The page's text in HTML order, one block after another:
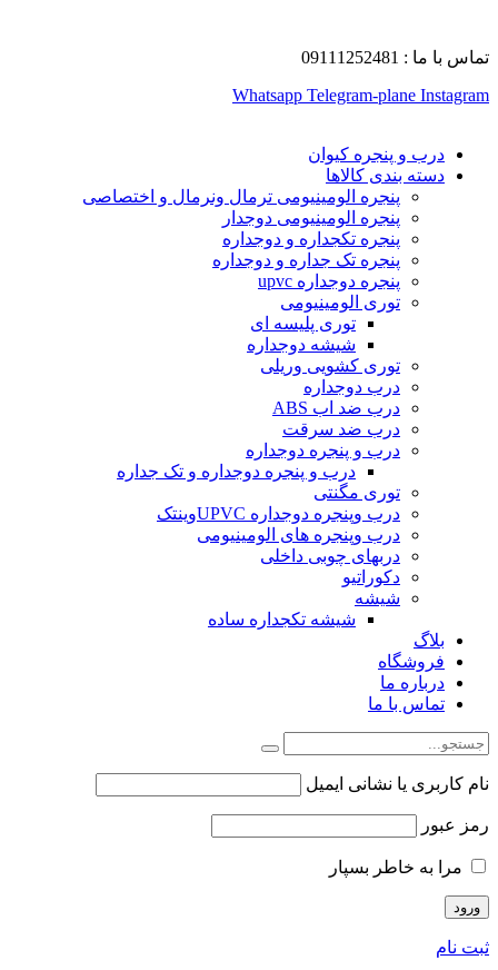
تماس با ما : 09111252481
Whatsapp Telegram-plane Instagram
درب و پنجره کیوان
دسته بندی کالاها
پنجره الومینیومی ترمال ونرمال و اختصاصی
پنجره الومینیومی دوجدار
پنجره تکجداره و دوجداره
پنجره تک جداره و دوجداره
پنجره دوجداره upvc
توری الومینیومی
توری پلیسه ای
شیشه دوجداره
توری کشویی وریلی
درب دوجداره
درب ضد اب ABS
درب ضد سرقت
درب و پنجره دوجداره
درب و پنجره دوجداره و تک جداره
توری مگنتی
درب وپنجره دوجداره UPVCوینتک
درب وپنجره های الومینیومی
دربهای چوبی داخلی
دکوراتیو
شیشه
شیشه تکجداره ساده
بلاگ
فروشگاه
درباره ما
تماس با ما
نام کاربری یا نشانی ایمیل
رمز عبور
مرا به خاطر بسپار
ثبت نام